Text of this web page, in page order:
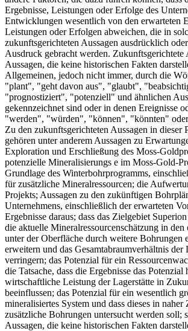
Ergebnisse, Leistungen oder Erfolge des
Entwicklungen wesentlich von den erwarteten
Leistungen oder Erfolgen abweichen, die in
zukunftsgerichteten Aussagen ausdrücklich
Ausdruck gebracht werden. Zukunftsgerichtete
Aussagen, die keine historischen Fakten
Allgemeinen, jedoch nicht immer, durch die
"plant", "geht davon aus", "glaubt",
"prognostiziert", "potenziell" und ähnlichen
gekennzeichnet sind oder in denen Ereignisse
"werden", "würden", "können", "könnten"
Zu den zukunftsgerichteten Aussagen in dieser
gehören unter anderem Aussagen zu
Exploration und Erschließung des Moss-
potenzielle Mineralisierungs e im Moss-Gold-
Grundlage des Winterbohrprogramms,
für zusätzliche Mineralressourcen; die
Projekts; Aussagen zu den zukünftigen
Unternehmens, einschließlich der erwarteten
Ergebnisse daraus; dass das Zielgebiet
die aktuelle Mineralressourcenschätzung in den
unter der Oberfläche durch weitere Bohrungen
erweitern und das Gesamtabraumverhältnis der
verringern; das Potenzial für ein
die Tatsache, dass die Ergebnisse das Potenzial
wirtschaftliche Leistung der Lagerstätte in
beeinflussen; das Potenzial für ein wesentlich
mineralisiertes System und dass dieses in
zusätzliche Bohrungen untersucht werden soll;
Aussagen, die keine historischen Fakten